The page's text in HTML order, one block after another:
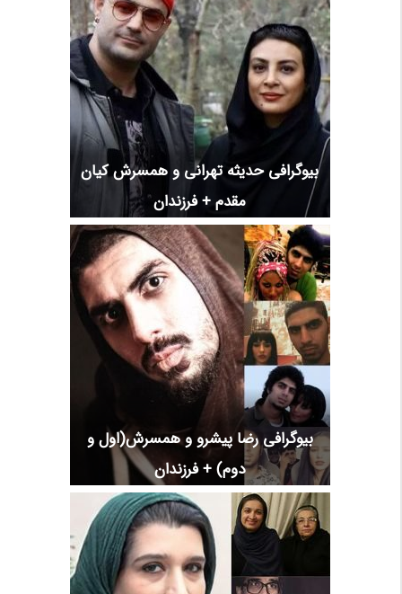
بیوگرافی حدیثه تهرانی و همسرش کیان
مقدم + فرزندان
بیوگرافی رضا پیشرو و همسرش(اول و
دوم) + فرزندان